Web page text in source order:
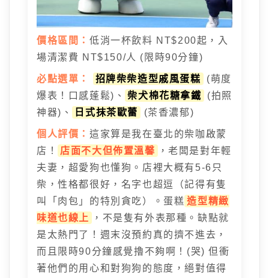
價格區間： 低消一杯飲料 NT$200起，入
場清潔費 NT$150/人 (限時90分鐘)
必點選單： 招牌柴柴造型戚風蛋糕
(萌度
爆表！口感蓬鬆)、
柴犬棉花糖拿鐵
(拍照
神器)、
日式抹茶歐蕾 (茶香濃郁)
個人評價： 這家算是我在臺北的柴咖啟蒙
店！
店面不大但佈置溫馨
，老闆是對年輕
夫妻，超愛狗也懂狗。店裡大概有5-6只
柴，性格都很好，名字也超逗（記得有隻
叫「肉包」的特別貪吃）。蛋糕 造型精緻
味道也線上
，不是隻有外表那種。缺點就
是太熱門了！週末沒預約真的擠不進去，
而且限時90分鐘感覺擼不夠啊！(哭) 但衝
著他們的用心和對狗狗的態度，絕對值得